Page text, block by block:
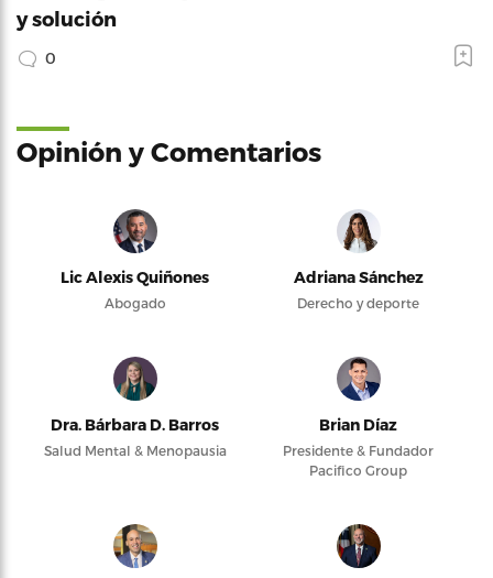
y solución
0
Opinión y Comentarios
Lic Alexis Quiñones
Abogado
Adriana Sánchez
Derecho y deporte
Dra. Bárbara D. Barros
Salud Mental & Menopausia
Brian Díaz
Presidente & Fundador
Pacifico Group